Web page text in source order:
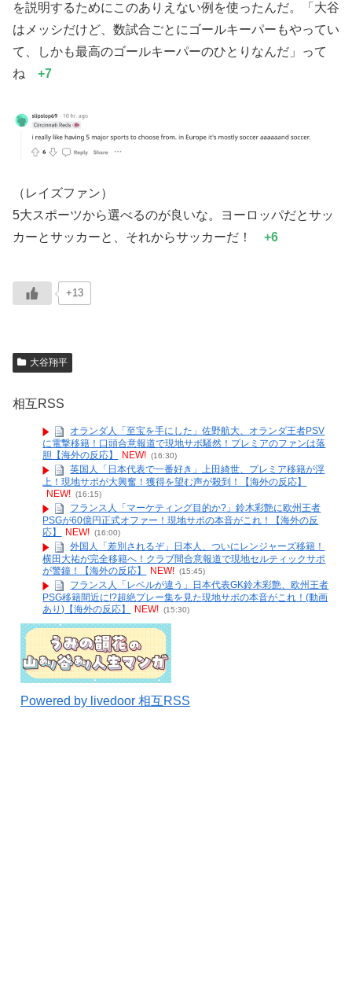
を説明するためにこのありえない例を使ったんだ。「大谷
はメッシだけど、数試合ごとにゴールキーパーもやってい
て、しかも最高のゴールキーパーのひとりなんだ」って
ね +7
（レイズファン）
5大スポーツから選べるのが良いな。ヨーロッパだとサッ
カーとサッカーと、それからサッカーだ！ +6
+13
大谷翔平
相互RSS
オランダ人「至宝を手にした」佐野航大、オランダ王者PSV
に電撃移籍！口頭合意報道で現地サポ騒然！プレミアのファンは落
胆【海外の反応】
NEW! (16:30)
英国人「日本代表で一番好き」上田綺世、プレミア移籍が浮
上！現地サポが大興奮！獲得を望む声が殺到！【海外の反応】
NEW! (16:15)
フランス人「マーケティング目的か?」鈴木彩艶に欧州王者
PSGが60億円正式オファー！現地サポの本音がこれ！【海外の反
応】
NEW! (16:00)
外国人「差別されるぞ」日本人、ついにレンジャーズ移籍！
横田大祐が完全移籍へ！クラブ間合意報道で現地セルティックサポ
が警鐘！【海外の反応】
NEW! (15:45)
フランス人「レベルが違う」日本代表GK鈴木彩艶、欧州王者
PSG移籍間近に!?超絶プレー集を見た現地サポの本音がこれ！(動画
あり)【海外の反応】
NEW! (15:30)
Powered by livedoor 相互RSS